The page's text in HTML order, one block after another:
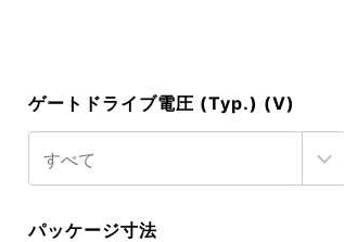
ゲートドライブ電圧 (Typ.) (V)
パッケージ寸法